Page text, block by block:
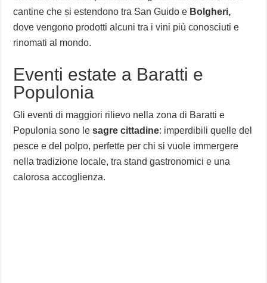
cantine che si estendono tra San Guido e Bolgheri,
dove vengono prodotti alcuni tra i vini più conosciuti e
rinomati al mondo.
Eventi estate a Baratti e
Populonia
Gli eventi di maggiori rilievo nella zona di Baratti e
Populonia sono lesagre cittadine: imperdibili quelle del
pesce e del polpo, perfette per chi si vuole immergere
nella tradizione locale, tra stand gastronomici e una
calorosa accoglienza.